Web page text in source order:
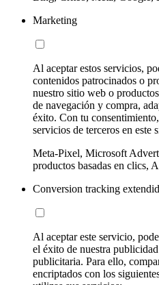
Marketing
Al aceptar estos servicios,
contenidos patrocinados o
nuestro sitio web o
de navegación y compra,
éxito. Con tu
servicios de terceros en este
Meta-Pixel, Microsoft
productos basadas en clics,
Conversion tracking
Al aceptar este servicio,
el éxito de nuestra
publicitaria. Para ello,
encriptados con los